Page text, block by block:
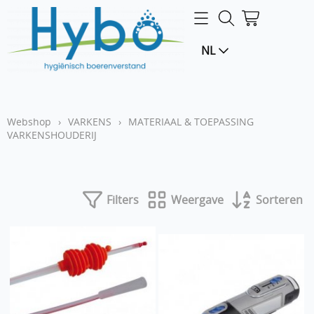
Webshop NL
Webshop › VARKENS › MATERIAAL & TOEPASSING
VARKENSHOUDERIJ
Filters Weergave Sorteren